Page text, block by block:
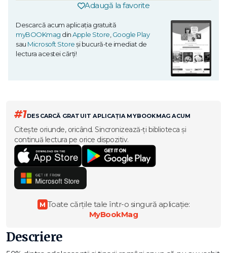
Adaugă la favorite
Descarcă acum aplicația gratuită
myBOOKmag dinApple Store,Google Play
sau Microsoft Storeși bucură-te imediat de
lectura acestei cărți!
#1DESCARCĂ GRATUIT APLICAȚIA MYBOOKMAG ACUM
Citește oriunde, oricând. Sincronizează-ți biblioteca și
continuă lectura pe orice dispozitiv.
M Toate cărțile tale într-o singură aplicație:
MyBookMag
Descriere